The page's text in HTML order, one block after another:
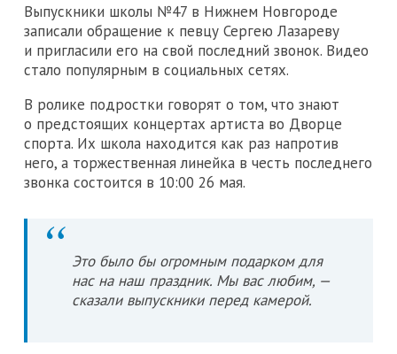
Выпускники школы №47 в Нижнем Новгороде
записали обращение к певцу Сергею Лазареву
и пригласили его на свой последний звонок. Видео
стало популярным в социальных сетях.
В ролике подростки говорят о том, что знают
о предстоящих концертах артиста во Дворце
спорта. Их школа находится как раз напротив
него, а торжественная линейка в честь последнего
звонка состоится в 10:00 26 мая.
Это было бы огромным подарком для
нас на наш праздник. Мы вас любим, —
сказали выпускники перед камерой.